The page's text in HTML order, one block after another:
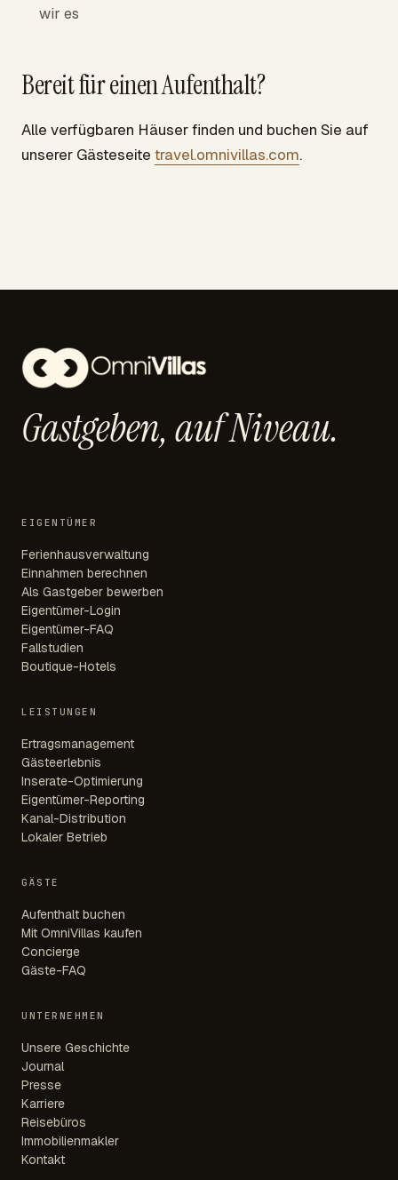
wir es
Bereit für einen Aufenthalt?
Alle verfügbaren Häuser finden und buchen Sie auf
unserer Gästeseite travel.omnivillas.com.
Gastgeben, auf Niveau.
EIGENTÜMER
Ferienhausverwaltung
Einnahmen berechnen
Als Gastgeber bewerben
Eigentümer-Login
Eigentümer-FAQ
Fallstudien
Boutique-Hotels
LEISTUNGEN
Ertragsmanagement
Gästeerlebnis
Inserate-Optimierung
Eigentümer-Reporting
Kanal-Distribution
Lokaler Betrieb
GÄSTE
Aufenthalt buchen
Mit OmniVillas kaufen
Concierge
Gäste-FAQ
UNTERNEHMEN
Unsere Geschichte
Journal
Presse
Karriere
Reisebüros
Immobilienmakler
Kontakt